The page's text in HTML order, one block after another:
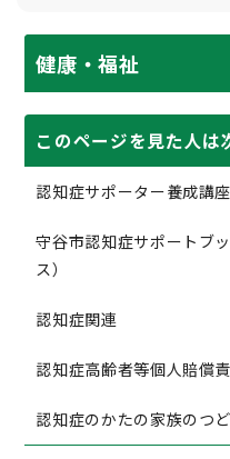
健康・福祉
このページを見た人は
認知症サポーター養成講座
守谷市認知症サポートブ
ス）
認知症関連
認知症高齢者等個人賠償
認知症のかたの家族のつ